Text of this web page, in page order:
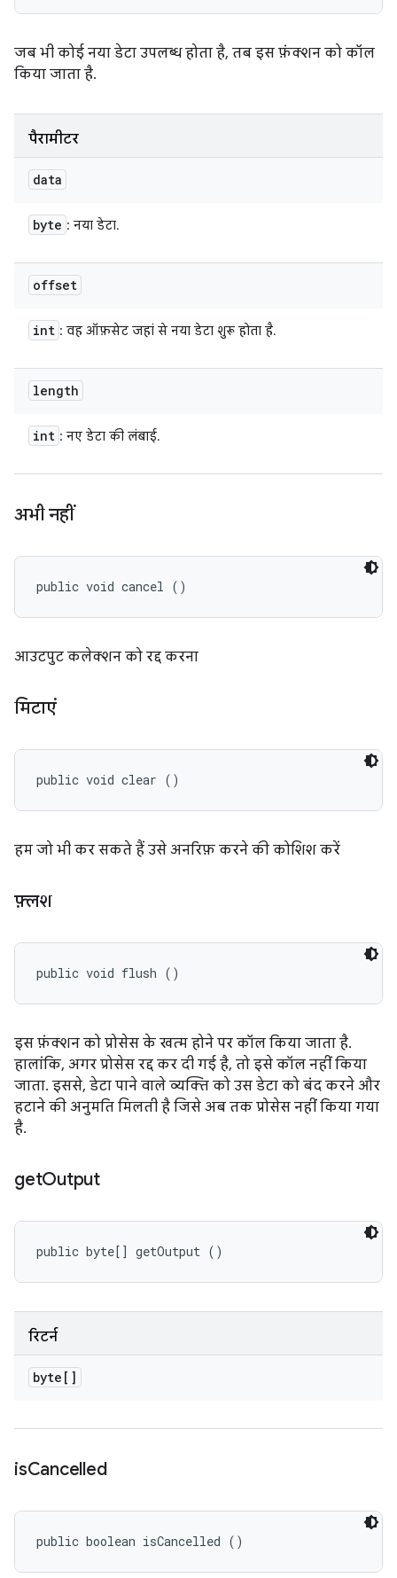
जब भी कोई नया डेटा उपलब्ध होता है, तब इस फ़ंक्शन को कॉल
किया जाता है.
पैरामीटर
data
byte : नया डेटा.
offset
int : वह ऑफ़सेट जहां से नया डेटा शुरू होता है.
length
int : नए डेटा की लंबाई.
अभी नहीं
public void cancel ()
आउटपुट कलेक्शन को रद्द करना
मिटाएं
public void clear ()
हम जो भी कर सकते हैं उसे अनरिफ़ करने की कोशिश करें
फ़्लश
public void flush ()
इस फ़ंक्शन को प्रोसेस के खत्म होने पर कॉल किया जाता है.
हालांकि, अगर प्रोसेस रद्द कर दी गई है, तो इसे कॉल नहीं किया
जाता. इससे, डेटा पाने वाले व्यक्ति को उस डेटा को बंद करने और
हटाने की अनुमति मिलती है जिसे अब तक प्रोसेस नहीं किया गया
है.
getOutput
public byte[] getOutput ()
रिटर्न
byte[]
isCancelled
public boolean isCancelled ()